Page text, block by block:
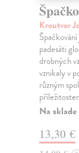
Kroutvor
padesáti
drobných
vznikaly v
různým
Na sklade
13,30 €